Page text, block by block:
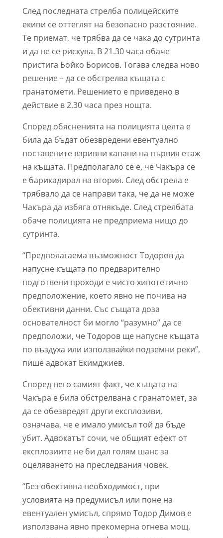
След последната стрелба полицейските
екипи се оттеглят на безопасно разстояние.
Те приемат, че трябва да се чака до сутринта
и да не се рискува. В 21.30 часа обаче
пристига Бойко Борисов. Тогава следва ново
решение – да се обстрелва къщата с
гранатомети. Решението е приведено в
действие в 2.30 часа през нощта.
Според обясненията на полицията целта е
била да бъдат обезвредени евентуално
поставените взривни капани на първия етаж
на къщата. Предполагало се е, че Чакъра се
е барикадирал на втория. След обстрела е
трябвало да се направи така, че да не може
Чакъра да избяга отнякъде. След стрелбата
обаче полицията не предприема нищо до
сутринта.
“Предполагаема възможност Тодоров да
напусне къщата по предварително
подготвени проходи е чисто хипотетично
предположение, което явно не почива на
обективни данни. Със същата доза
основателност би могло “разумно” да се
предположи, че Тодоров ще напусне къщата
по въздуха или използвайки подземни реки”,
пише адвокат Екимджиев.
Според него самият факт, че къщата на
Чакъра е била обстрелвана с гранатомет, за
да се обезвредят други експлозиви,
означава, че е имало умисъл той да бъде
убит. Адвокатът сочи, че общият ефект от
експлозиите не би дал голям шанс за
оцеляването на преследвания човек.
“Без обективна необходимост, при
условията на предумисъл или поне на
евентуален умисъл, спрямо Тодор Димов е
използвана явно прекомерна огнева мощ,